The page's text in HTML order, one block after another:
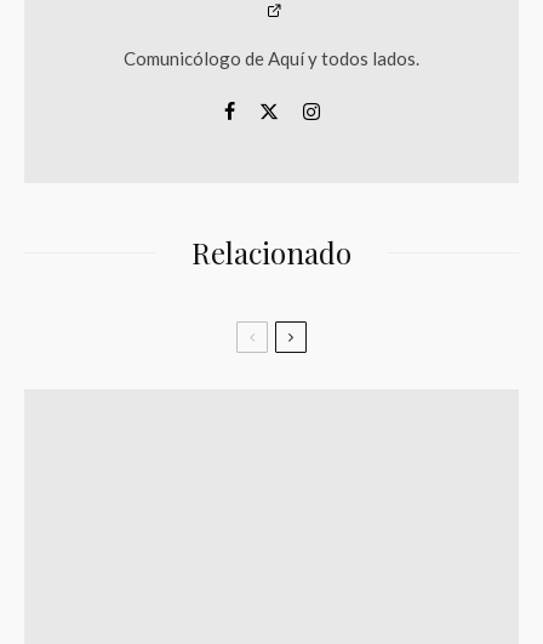
Comunicólogo de Aquí y todos lados.
Relacionado